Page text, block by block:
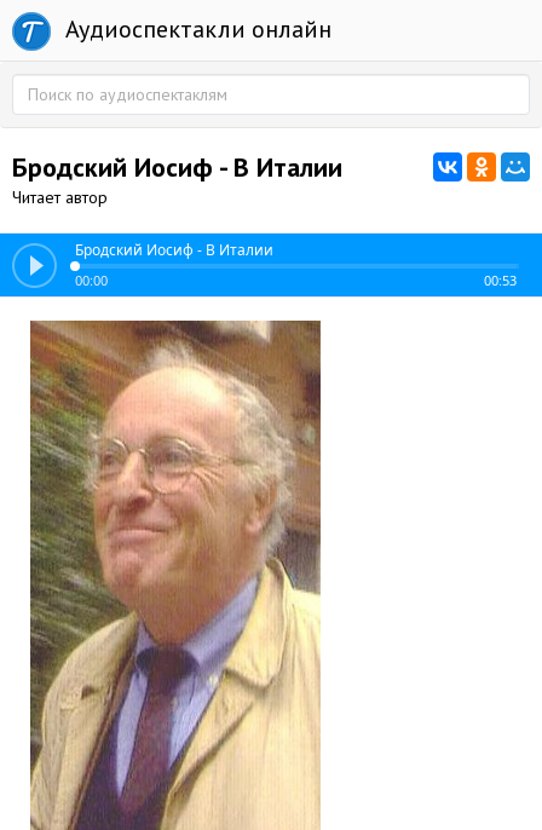
Аудиоспектакли онлайн
Бродский Иосиф - В Италии
Читает автор
Бродский Иосиф - В Италии
00:00 00:53